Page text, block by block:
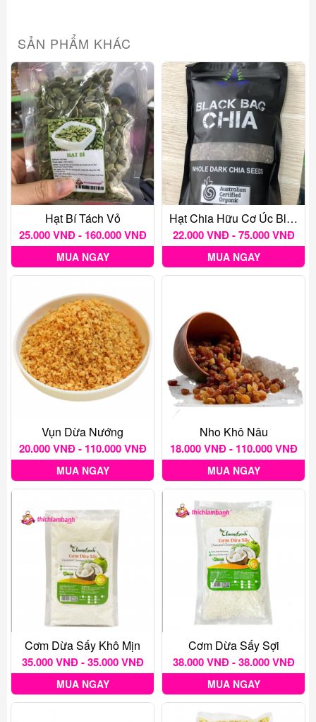
SẢN PHẨM KHÁC
Hạt Bí Tách Vỏ
25.000 VNĐ - 160.000 VNĐ
MUA NGAY
Hạt Chia Hữu Cơ Úc Black Bag
22.000 VNĐ - 75.000 VNĐ
MUA NGAY
Vụn Dừa Nướng
20.000 VNĐ - 110.000 VNĐ
MUA NGAY
Nho Khô Nâu
18.000 VNĐ - 110.000 VNĐ
MUA NGAY
Cơm Dừa Sấy Khô Mịn
35.000 VNĐ - 35.000 VNĐ
MUA NGAY
Cơm Dừa Sấy Sợi
38.000 VNĐ - 38.000 VNĐ
MUA NGAY